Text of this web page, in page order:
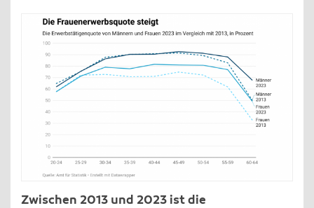
Zwischen 2013 und 2023 ist die